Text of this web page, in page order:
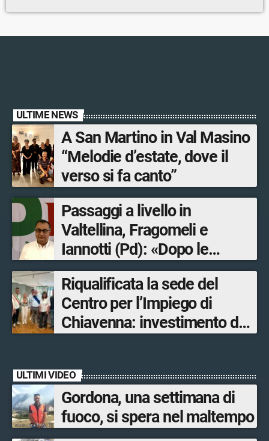
ULTIME NEWS
A San Martino in Val Masino
“Melodie d’estate, dove il
verso si fa canto”
Passaggi a livello in
Valtellina, Fragomeli e
Iannotti (Pd): «Dopo le
Olimpiadi solo un terzo delle
opere sostitutive sarà
ultimato entro il 2026»
Riqualificata la sede del
Centro per l’Impiego di
Chiavenna: investimento da
ULTIMI VIDEO
Gordona, una settimana di
fuoco, si spera nel maltempo